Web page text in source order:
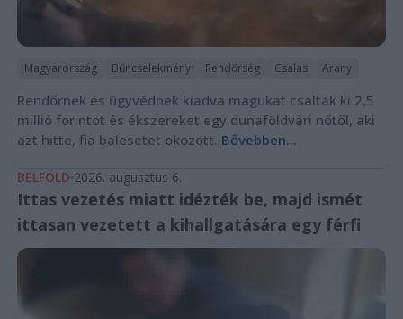
Magyarország Bűncselekmény Rendőrség Csalás Arany
Rendőrnek és ügyvédnek kiadva magukat csaltak ki 2,5
millió forintot és ékszereket egy dunaföldvári nőtől, aki
azt hitte, fia balesetet okozott. Bővebben...
BELFÖLD 2026. augusztus 6.
Ittas vezetés miatt idézték be, majd ismét
ittasan vezetett a kihallgatására egy férfi